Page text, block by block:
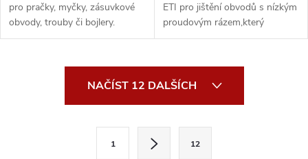
pro pračky, myčky, zásuvkové
obvody, trouby či bojlery.
ETI pro jištění obvodů s nízkým
proudovým rázem,který
využijete pro ...
NAČÍST 12 DALŠÍCH
1 12